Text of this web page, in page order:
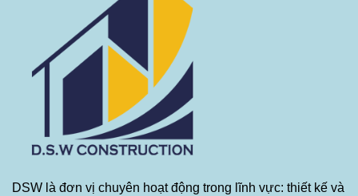
DSW là đơn vị chuyên hoạt động trong lĩnh vực: thiết kế và